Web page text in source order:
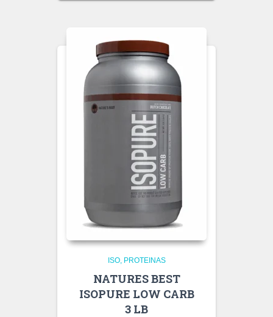
ISO PROTEINAS
NATURES BEST
ISOPURE LOW CARB
3 LB